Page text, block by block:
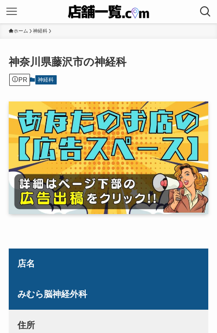
ホーム 神経科
神奈川県藤沢市の神経科
PR 神経科
店名
みむら脳神経外科
住所